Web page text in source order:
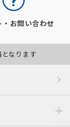
・お問い合わせ
なります